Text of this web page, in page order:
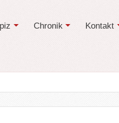
Chronik Kontakt